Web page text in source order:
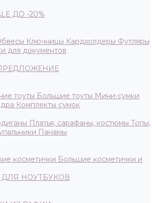
ДО -20%
Ключницы Кардхолдеры Футляры
для документов
тоуты Большие тоуты Мини-сумки
Комплекты сумок
Платья, сарафаны, костюмы Топы,
Панамы
косметички Большие косметички и
НОУТБУКОВ